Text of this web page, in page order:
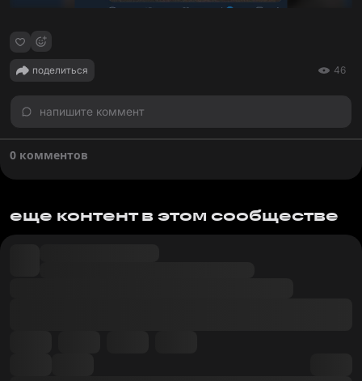
поделиться 46
напишите коммент
0 комментов
еще контент в этом сообществе